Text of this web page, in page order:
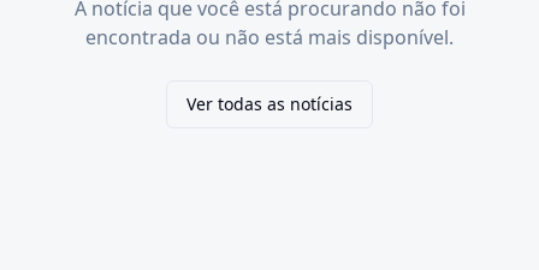
A notícia que você está procurando não foi
encontrada ou não está mais disponível.
Ver todas as notícias